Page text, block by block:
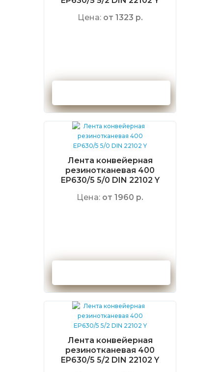
Цена: от 1323 р.
Лента конвейерная
резинотканевая 400
EP630/5 5/0 DIN 22102 Y
Цена: от 1960 р.
Лента конвейерная
резинотканевая 400
EP630/5 5/2 DIN 22102 Y